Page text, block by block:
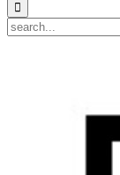
